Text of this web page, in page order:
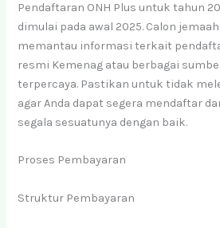
Pendaftaran ONH Plus untuk tahun
dimulai pada awal 2025. Calon
memantau informasi terkait
resmi Kemenag atau berbagai
terpercaya. Pastikan untuk tidak
agar Anda dapat segera mendaftar
segala sesuatunya dengan baik.
Proses Pembayaran
Struktur Pembayaran